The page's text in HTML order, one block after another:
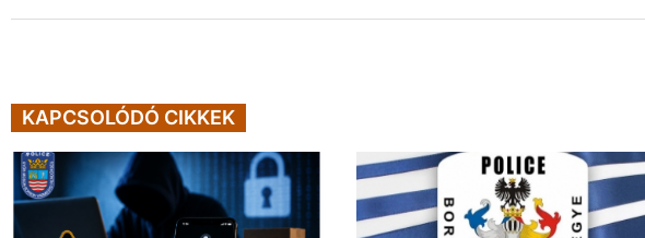
KAPCSOLÓDÓ CIKKEK